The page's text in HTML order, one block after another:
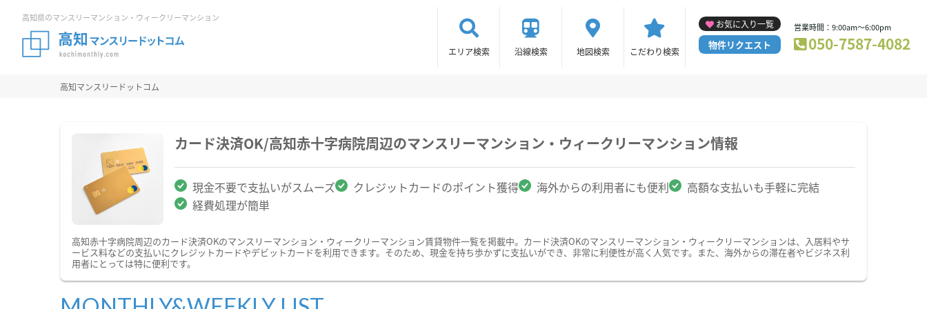
高知県のマンスリーマンション・ウィークリーマンション
エリア検索 沿線検索 地図検索 こだわり検索
お気に入り一覧
物件リクエスト
営業時間：9:00am～6:00pm
050-7587-4082
高知マンスリードットコム
カード決済OK/高知赤十字病院周辺のマンスリーマンション・ウィークリーマンション情報
現金不要で支払いがスムーズ クレジットカードのポイント獲得 海外からの利用者にも便利
高額な支払いも手軽に完結
経費処理が簡単
高知赤十字病院周辺のカード決済OKのマンスリーマンション・ウィークリーマンション賃貸物件一覧を掲載中。カード決済OKのマンスリーマンション・ウィークリーマンションは、入居料やサ
ービス料などの支払いにクレジットカードやデビットカードを利用できます。そのため、現金を持ち歩かずに支払いができ、非常に利便性が高く人気です。また、海外からの滞在者やビジネス利
用者にとっては特に便利です。